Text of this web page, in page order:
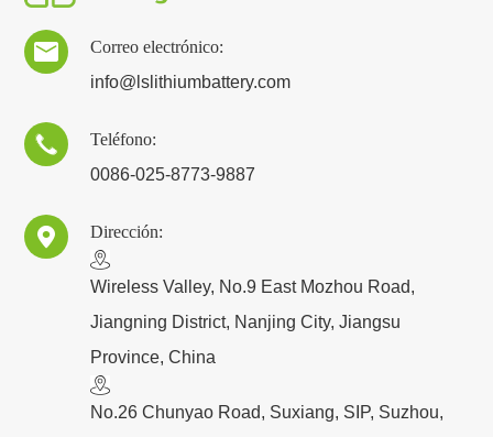

Correo electrónico:
info@lslithiumbattery.com

Teléfono:
0086-025-8773-9887
 Dirección:
​Wireless Valley, No.9 East Mozhou Road,
Jiangning District, Nanjing City, Jiangsu
Province, China
No.26 Chunyao Road, Suxiang, SIP, Suzhou,